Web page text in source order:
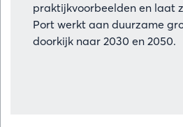
praktijkvoorbeelden en laat
Port werkt aan duurzame
doorkijk naar 2030 en 2050.